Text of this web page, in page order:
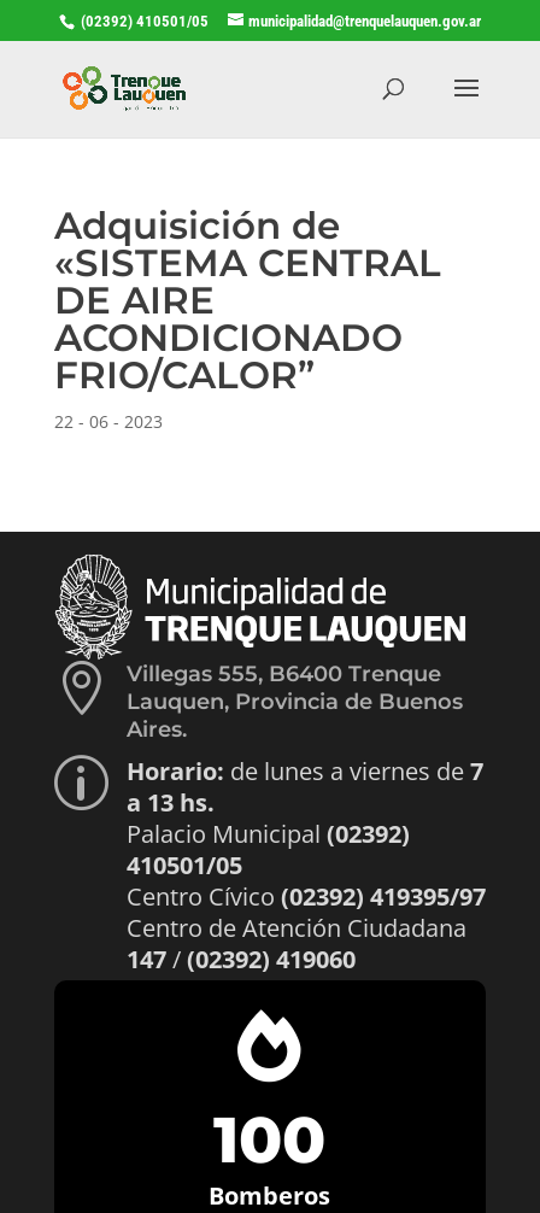
(02392) 410501/05 municipalidad@trenquelauquen.gov.ar
Adquisición de
«SISTEMA CENTRAL
DE AIRE
ACONDICIONADO
FRIO/CALOR”
22 - 06 - 2023

Villegas 555, B6400 Trenque
Lauquen, Provincia de Buenos
Aires.
p Horario: de lunes a viernes de7
a 13 hs.
Palacio Municipal (02392)
410501/05
Centro Cívico (02392) 419395/97
Centro de Atención Ciudadana
147/(02392) 419060

100
Bomberos